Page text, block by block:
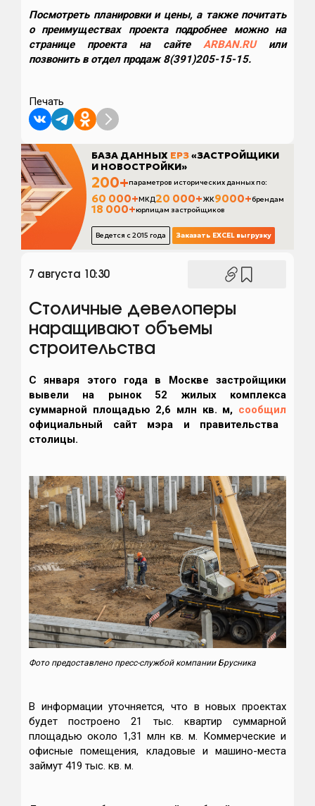
Посмотреть планировки и цены, а также почитать
о преимуществах проекта подробнее можно на
странице проекта на сайте ARBAN.RUили
позвонить в отдел продаж 8(391)205-15-15.
Печать
7 августа 10:30
Столичные девелоперы
наращивают объемы
строительства
С января этого года в Москве застройщики
вывели на рынок 52 жилых комплекса
суммарной площадью 2,6 млн кв. м, сообщил
официальный сайт мэра и правительства
столицы.
Фото предоставлено пресс-службой компании Брусника
В информации уточняется, что в новых проектах
будет построено 21 тыс. квартир суммарной
площадью около 1,31 млн кв. м. Коммерческие и
офисные помещения, кладовые и машино-места
займут 419 тыс. кв. м.